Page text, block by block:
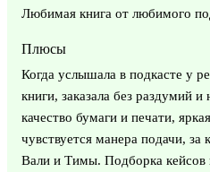
Любимая книга от любимого
Плюсы
Когда услышала в подкасте у
книги, заказала без раздумий
качество бумаги и печати,
чувствуется манера подачи,
Вали и Тимы. Подборка кейсов